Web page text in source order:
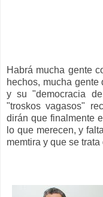
Habrá mucha gente
hechos, mucha
y su "democracia
"troskos vagasos"
dirán que finalmente
lo que merecen, y
memtira y que se